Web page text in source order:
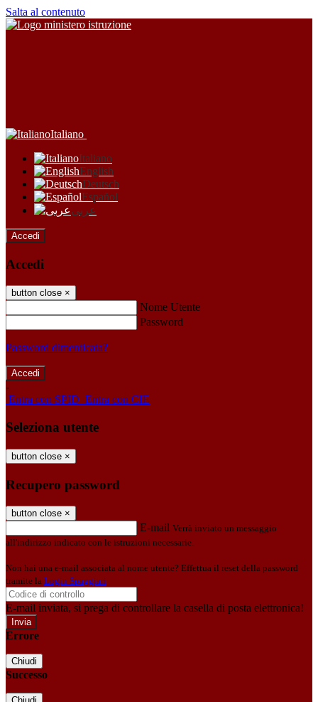
Salta al contenuto
Italiano
Italiano
English
Deutsch
Español
عربى
Accedi
Accedi
button close ×
Nome Utente
Password
Password dimenticata?
-
Entra con SPID Entra con CIE
Seleziona utente
button close ×
Recupero password
button close ×
E-mail Verrà inviato un messaggio
all'indirizzo indicato con le istruzioni necessarie.
Non hai una e-mail associata al nome utente? Effettua il reset della password
tramite la Login Spaggiari
E-mail inviata, si prega di controllare la casella di posta elettronica!
Errore
Chiudi
Successo